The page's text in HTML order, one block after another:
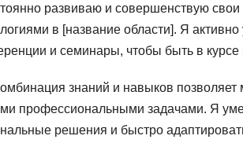
развиваю и совершенствую
в [название области]. Я
и семинары, чтобы быть в
знаний и навыков
профессиональными задачами. Я
решения и быстро